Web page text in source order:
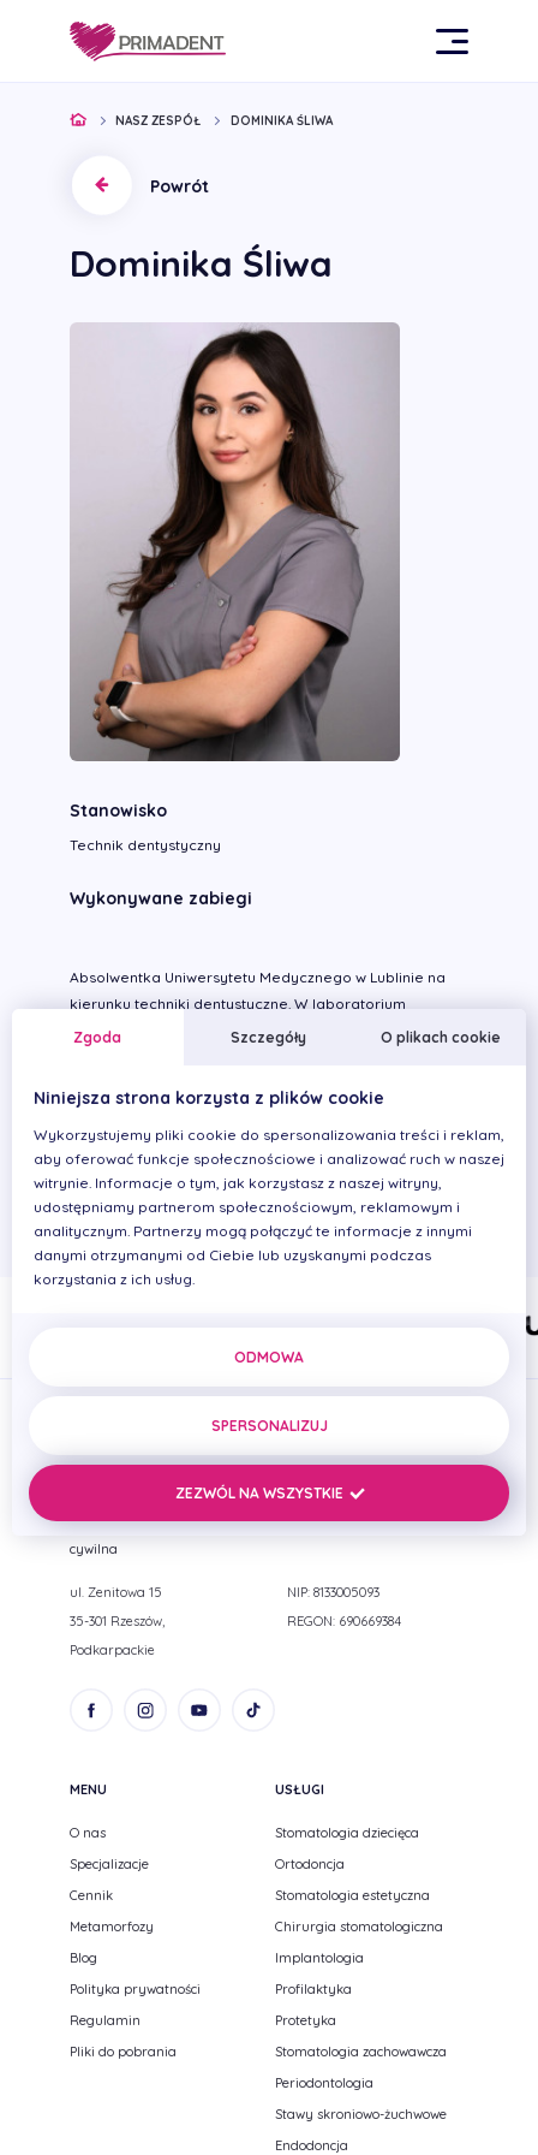
NASZ ZESPÓŁ DOMINIKA ŚLIWA
Dominika Śliwa
Powrót
Stanowisko
Technik dentystyczny
Wykonywane zabiegi
Absolwentka Uniwersytetu Medycznego w Lublinie na
kierunku techniki dentystyczne. W laboratorium
Primalab spełnia się na dziale ceramiki, wykańczając
największą satysfakcję sprawia jej zadowolenie i
uśmiech pacjentów.
Wolne chwile spędza z przyjaciółmi i rodziną, lubi
wykonywać artystyczne prace manualne.
PRIMADENT Iwona Cierplikowska Mariusz Pelikan Spółka
cywilna
ul. Zenitowa 15
35-301 Rzeszów,
Podkarpackie
NIP: 8133005093
REGON: 690669384
MENU
O nas
Specjalizacje
Cennik
Metamorfozy
Blog
Polityka prywatności
Regulamin
Pliki do pobrania
USŁUGI
Stomatologia dziecięca
Ortodoncja
Stomatologia estetyczna
Chirurgia stomatologiczna
Implantologia
Profilaktyka
Protetyka
Stomatologia zachowawcza
Periodontologia
Stawy skroniowo-żuchwowe
Endodoncja
Zgoda Szczegóły O plikach cookie
Niniejsza strona korzysta z plików cookie
Wykorzystujemy pliki cookie do spersonalizowania treści i reklam,
aby oferować funkcje społecznościowe i analizować ruch w naszej
witrynie. Informacje o tym, jak korzystasz z naszej witryny,
udostępniamy partnerom społecznościowym, reklamowym i
analitycznym. Partnerzy mogą połączyć te informacje z innymi
danymi otrzymanymi od Ciebie lub uzyskanymi podczas
korzystania z ich usług.
ODMOWA
SPERSONALIZUJ
ZEZWÓL NA WSZYSTKIE